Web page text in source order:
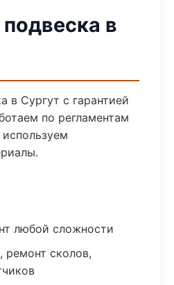
в
в Сургут с гарантией
по регламентам
любой сложности
ремонт сколов,